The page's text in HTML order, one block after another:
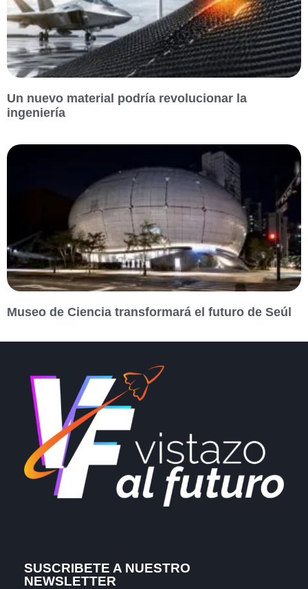
Un nuevo material podría revolucionar la
ingeniería
Museo de Ciencia transformará el futuro de Seúl
SUSCRIBETE A NUESTRO
NEWSLETTER